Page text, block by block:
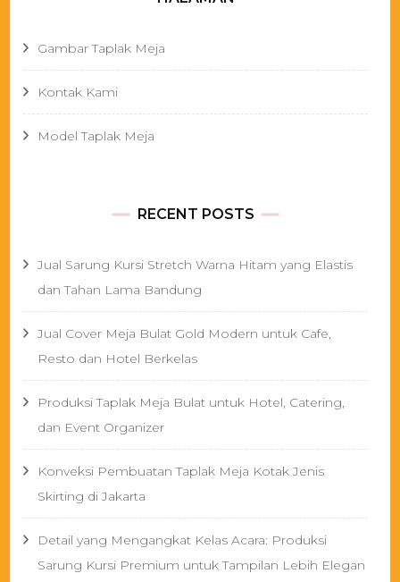
Gambar Taplak Meja
Kontak Kami
Model Taplak Meja
RECENT POSTS
Jual Sarung Kursi Stretch Warna Hitam yang Elastis
dan Tahan Lama Bandung
Jual Cover Meja Bulat Gold Modern untuk Cafe,
Resto dan Hotel Berkelas
Produksi Taplak Meja Bulat untuk Hotel, Catering,
dan Event Organizer
Konveksi Pembuatan Taplak Meja Kotak Jenis
Skirting di Jakarta
Detail yang Mengangkat Kelas Acara: Produksi
Sarung Kursi Premium untuk Tampilan Lebih Elegan